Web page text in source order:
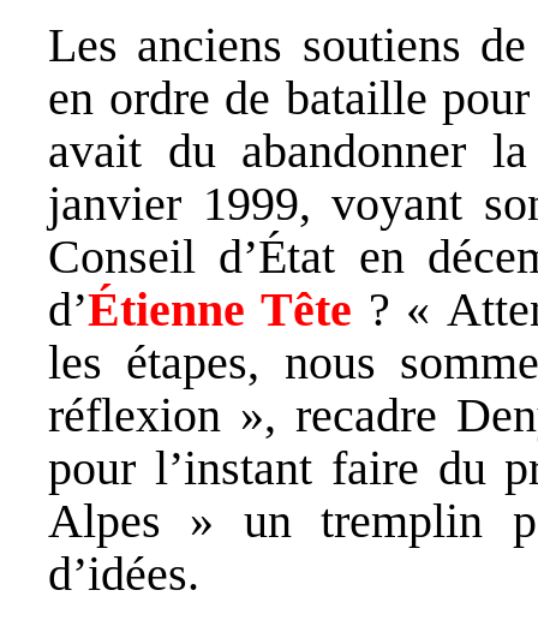
Les anciens soutiens
en ordre de bataille
avait du abandonner
janvier 1999, voyant
Conseil d’État en
d’Étienne Tête ? «
les étapes, nous
réflexion », recadre
pour l’instant faire du
Alpes » un tremplin
d’idées.